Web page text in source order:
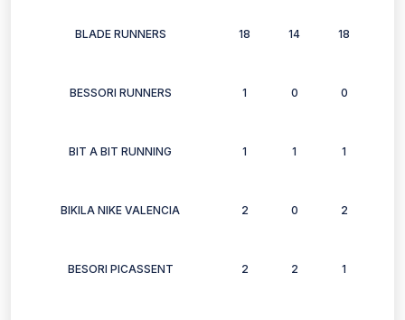
BLADE RUNNERS 18 14 18
BESSORI RUNNERS 1 0 0
BIT A BIT RUNNING 1 1 1
BIKILA NIKE VALENCIA 2 0 2
BESORI PICASSENT 2 2 1